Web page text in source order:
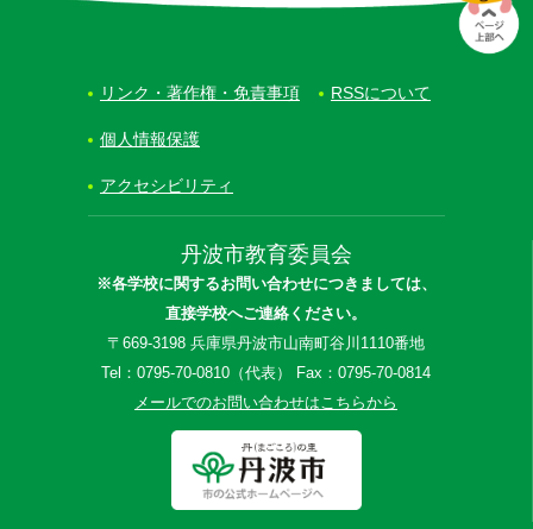
丹波市教育委員会
※各学校に関するお問い合わせにつきましては、
直接学校へご連絡ください。
〒669-3198 兵庫県丹波市山南町谷川1110番地
Tel：0795-70-0810（代表） Fax：0795-70-0814
メールでのお問い合わせはこちらから
リンク・著作権・免責事項 RSSについて
個人情報保護
アクセシビリティ